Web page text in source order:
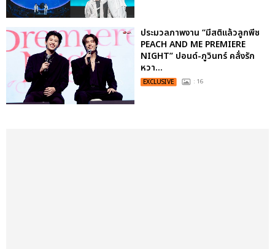
ประมวลภาพงาน “มีสติแล้วลูกพีช
PEACH AND ME PREMIERE
NIGHT” ปอนด์-ภูวินทร์ คลั่งรัก
หวา...
EXCLUSIVE : 16